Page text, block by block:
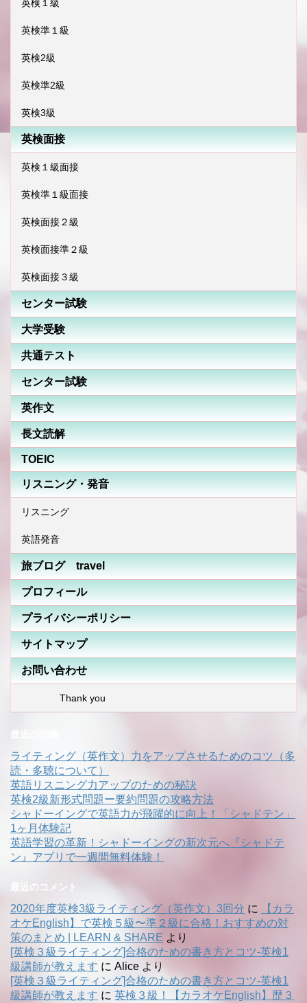
英検１級
英検準１級
英検2級
英検準2級
英検3級
英検面接
英検１級面接
英検準１級面接
英検面接２級
英検面接準２級
英検面接３級
センター試験
大学受験
共通テスト
センター試験
英作文
長文読解
TOEIC
リスニング・発音
リスニング
英語発音
旅ブログ travel
プロフィール
プライバシーポリシー
サイトマップ
お問い合わせ
Thank you
ライティング（英作文）力をアップさせるためのコツ（多
読・多聴について）
英語リスニング力アップのための秘訣
英検2級新形式問題ー要約問題の攻略方法
シャドーイングで英語力が飛躍的に向上！「シャドテン」
1ヶ月体験記
英語学習の革新！シャドーイングの新次元へ『シャドテ
ン』アプリで一週間無料体験！
最近のコメント
2020年度英検3級ライティング（英作文）3回分 に
【カラ
オケEnglish】で英検５級〜準２級に合格！おすすめの対
策のまとめ | LEARN & SHARE より
[英検３級ライティング]合格のための書き方とコツ-英検1
級講師が教えます に Alice より
[英検３級ライティング]合格のための書き方とコツ-英検1
級講師が教えます に 英検３級！【カラオケEnglish】歴３